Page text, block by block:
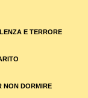
E TERRORE
NON DORMIRE